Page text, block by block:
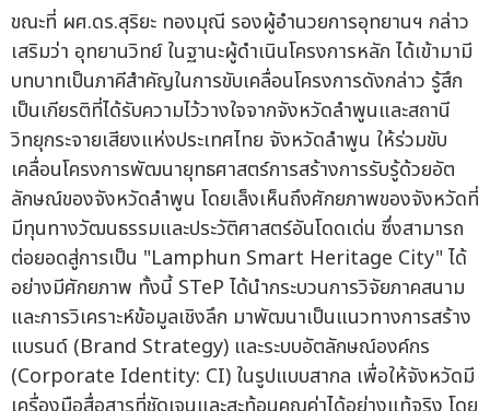
ขณะที่ ผศ.ดร.สุริยะ ทองมุณี รองผู้อำนวยการอุทยานฯ กล่าว
เสริมว่า อุทยานวิทย์ ในฐานะผู้ดำเนินโครงการหลัก ได้เข้ามามี
บทบาทเป็นภาคีสำคัญในการขับเคลื่อนโครงการดังกล่าว รู้สึก
เป็นเกียรติที่ได้รับความไว้วางใจจากจังหวัดลำพูนและสถานี
วิทยุกระจายเสียงแห่งประเทศไทย จังหวัดลำพูน ให้ร่วมขับ
เคลื่อนโครงการพัฒนายุทธศาสตร์การสร้างการรับรู้ด้วยอัต
ลักษณ์ของจังหวัดลำพูน โดยเล็งเห็นถึงศักยภาพของจังหวัดที่
มีทุนทางวัฒนธรรมและประวัติศาสตร์อันโดดเด่น ซึ่งสามารถ
ต่อยอดสู่การเป็น "Lamphun Smart Heritage City" ได้
อย่างมีศักยภาพ ทั้งนี้ STeP ได้นำกระบวนการวิจัยภาคสนาม
และการวิเคราะห์ข้อมูลเชิงลึก มาพัฒนาเป็นแนวทางการสร้าง
แบรนด์ (Brand Strategy) และระบบอัตลักษณ์องค์กร
(Corporate Identity: CI) ในรูปแบบสากล เพื่อให้จังหวัดมี